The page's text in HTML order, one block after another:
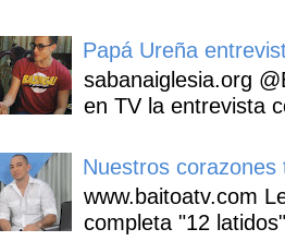
Papá Ureña
sabanaiglesia.org
en TV la entrevista
Nuestros
www.baitoatv.com
completa "12